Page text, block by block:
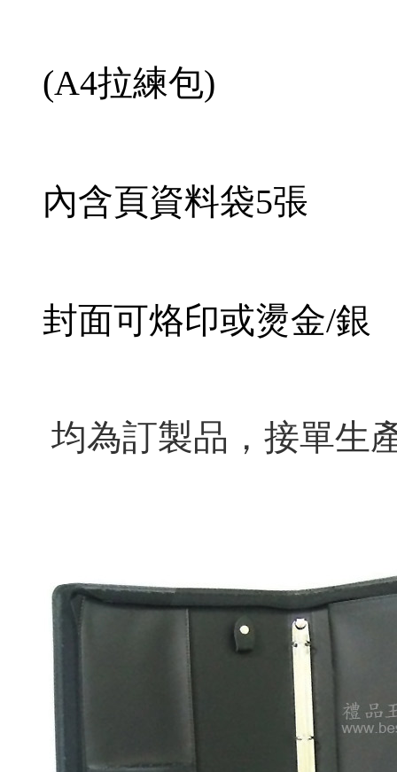
(A4拉練包)
內含頁資料袋5張
封面可烙印或燙金/銀
均為訂製品， 接單生